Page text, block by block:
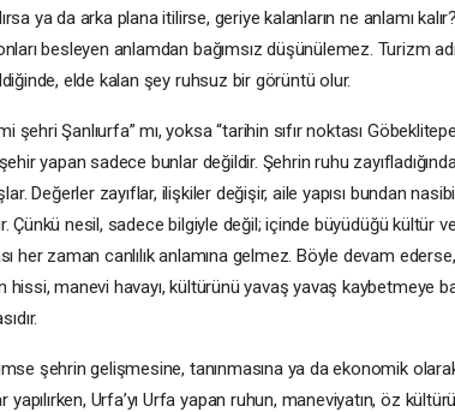
ya da arka plana itilirse, geriye kalanların ne anlamı
besleyen anlamdan bağımsız düşünülemez. Turizm
elde kalan şey ruhsuz bir görüntü olur.
şehri Şanlıurfa” mı, yoksa “tarihin sıfır noktası
yapan sadece bunlar değildir. Şehrin ruhu
Değerler zayıflar, ilişkiler değişir, aile yapısı bundan
Çünkü nesil, sadece bilgiyle değil; içinde büyüdüğü kültür
her zaman canlılık anlamına gelmez. Böyle devam
hissi, manevi havayı, kültürünü yavaş yavaş kaybetmeye
şehrin gelişmesine, tanınmasına ya da ekonomik
Urfa’yı Urfa yapan ruhun, maneviyatın, öz